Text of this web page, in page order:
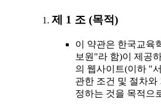
제 1 조 (목적)
이 약관은 한국교육
보원"라 함)이 제공
의 웹사이트(이하 "
관한 조건 및 절차와
정하는 것을 목적으